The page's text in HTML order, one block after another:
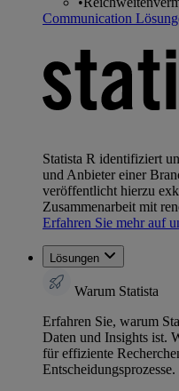
Communication
Statista R identifiziert
und Anbieter einer
veröffentlicht hierzu
Zusammenarbeit mit
Erfahren Sie mehr auf
Lösungen
Warum Statista
Erfahren Sie, warum
Daten und Insights ist.
für effiziente
Entscheidungsprozesse.